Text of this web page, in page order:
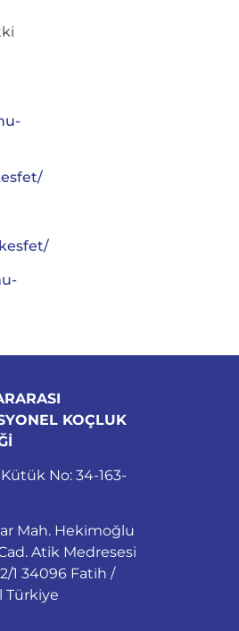
KOÇLUK
No: 34-163-
Mah. Hekimoğlu
Atik Medresesi
1 34096 Fatih /
Türkiye